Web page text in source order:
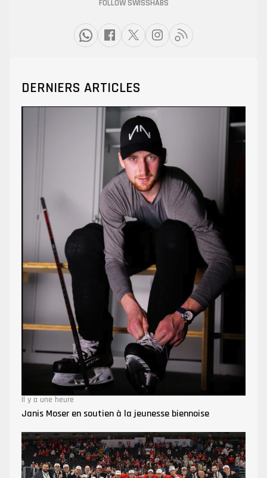
FOLLOW SWISSHABS
DERNIERS ARTICLES
Il y a une heure
Janis Moser en soutien à la jeunesse biennoise